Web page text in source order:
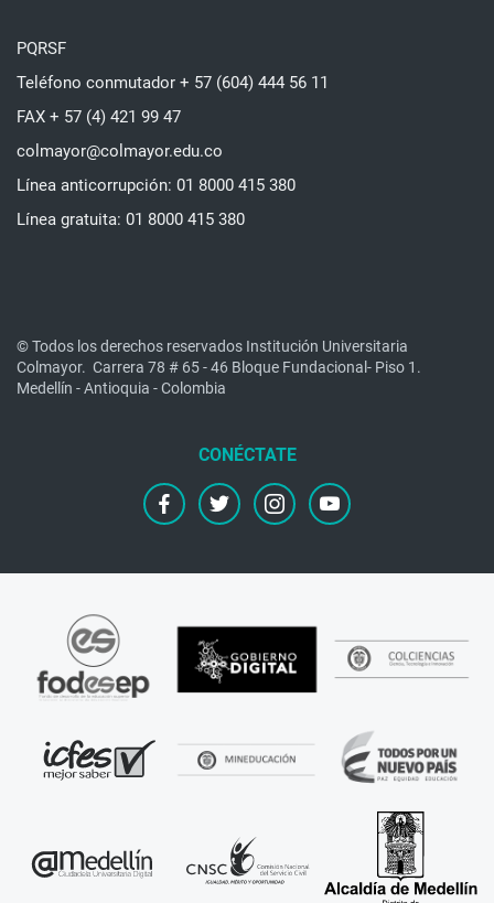
PQRSF
Teléfono conmutador + 57 (604) 444 56 11
FAX + 57 (4) 421 99 47
colmayor@colmayor.edu.co
Línea anticorrupción: 01 8000 415 380
Línea gratuita: 01 8000 415 380
© Todos los derechos reservados Institución Universitaria
Colmayor. Carrera 78 # 65 - 46 Bloque Fundacional- Piso 1.
Medellín - Antioquia - Colombia